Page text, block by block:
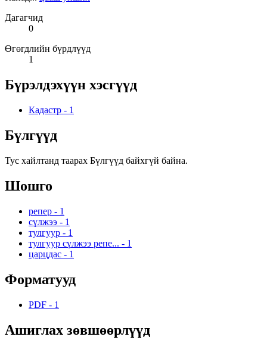
Дагагчид
0
Өгөгдлийн бүрдлүүд
1
Бүрэлдэхүүн хэсгүүд
Кадастр - 1
Бүлгүүд
Тус хайлтанд таарах Бүлгүүд байхгүй байна.
Шошго
репер - 1
сүлжээ - 1
тулгуур - 1
тулгуур сүлжээ репе... - 1
царцдас - 1
Форматууд
PDF - 1
Ашиглах зөвшөөрлүүд